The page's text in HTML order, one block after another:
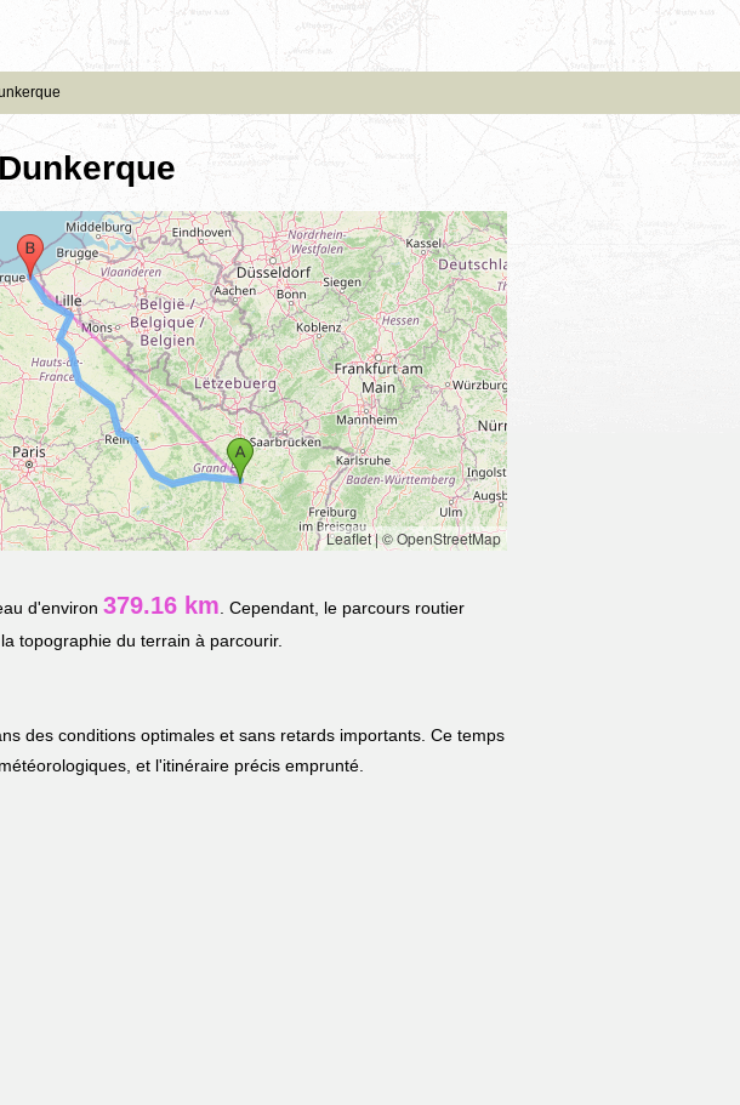
Leaflet|© OpenStreetMap
d'environ 379.16 km . Cependant, le parcours routier
topographie du terrain à parcourir.
des conditions optimales et sans retards importants. Ce temps
et l'itinéraire précis emprunté.